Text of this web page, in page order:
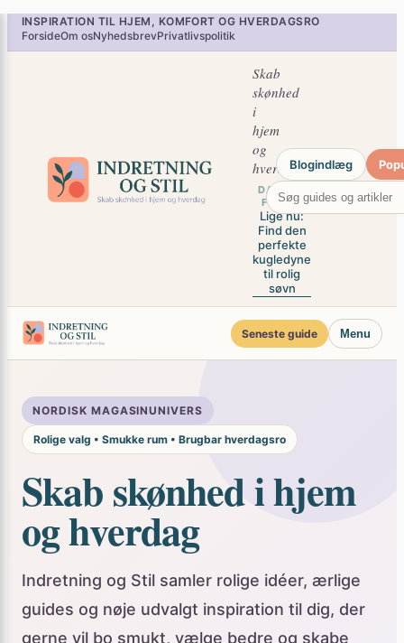
ForsideOm osNyhedsbrev Privatlivspolitik
skønhed
i
hjem
og
hverdag
DAGENS
FOKUS
Lige nu:
Find den
perfekte
kugledyne
til rolig
søvn
Blogindlæg
Seneste guide Menu
NORDISK MAGASINUNIVERS
Rolige valg • Smukke rum • Brugbar hverdagsro
Skab skønhed i hjem
og hverdag
guides og nøje udvalgt inspiration til dig, der
gerne vil bo smukt, vælge bedre og skabe